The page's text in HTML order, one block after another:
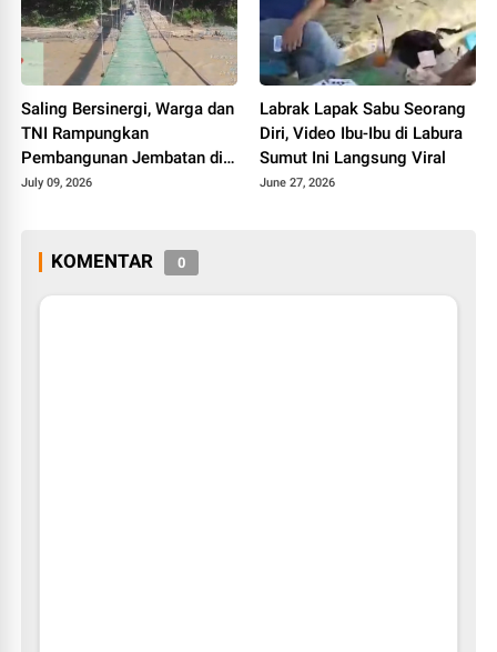
Saling Bersinergi, Warga dan
TNI Rampungkan
Pembangunan Jembatan di
Palembayan Agam
July 09, 2026
Labrak Lapak Sabu Seorang
Diri, Video Ibu-Ibu di Labura
Sumut Ini Langsung Viral
June 27, 2026
KOMENTAR 0